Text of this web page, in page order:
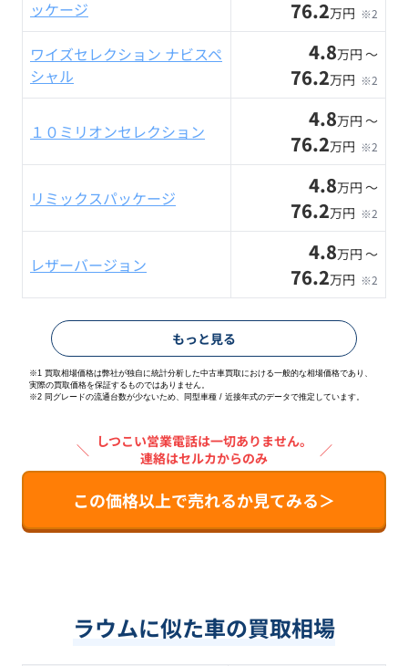
ッケージ
76.2万円 ※2
ワイズセレクション ナビスペ
シャル
4.8万円 〜
76.2万円 ※2
１０ミリオンセレクション 4.8万円 〜
76.2万円 ※2
リミックスパッケージ 4.8万円 〜
76.2万円 ※2
レザーバージョン 4.8万円 〜
76.2万円 ※2
もっと見る
※1 買取相場価格は弊社が独自に統計分析した中古車買取における一般的な相場価格であり、
実際の買取価格を保証するものではありません。
※2 同グレードの流通台数が少ないため、同型車種 / 近接年式のデータで推定しています。
＼
しつこい営業電話は一切ありません。
連絡はセルカからのみ
／
この価格以上で売れるか見てみる＞
ラウムに似た車の買取相場